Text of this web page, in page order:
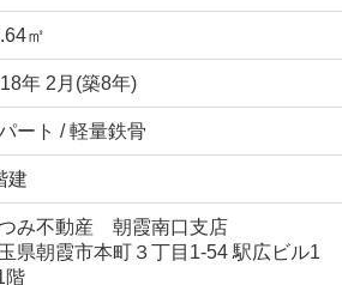
㎡
年 2月(築8年)
ート / 軽量鉄骨
建
み不動産 朝霞南口支店
県朝霞市本町３丁目1-54 駅広ビル1
階